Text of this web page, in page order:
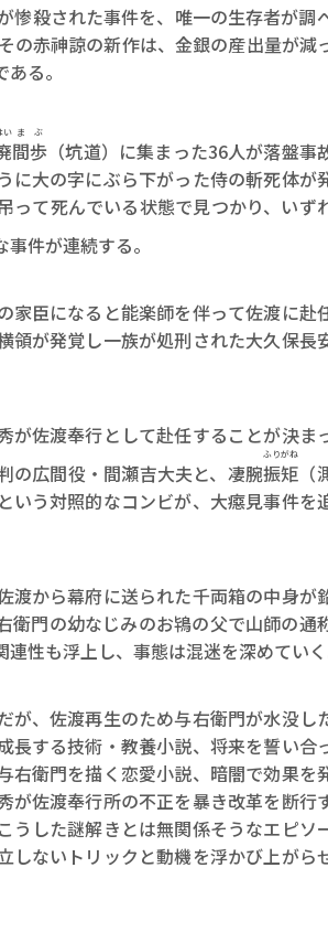
殺された事件を、唯一の生存者が調
の赤神諒の新作は、金銀の産出量が減
る。
い
間
ま
歩
ぶ
（坑道）に集まった36人が落盤事
に大の字にぶら下がった侍の斬死体が
って死んでいる状態で見つかり、いず
件が連続する。
臣になると能楽師を伴って佐渡に赴
領が発覚し一族が処刑された大久保長
佐渡奉行として赴任することが決ま
の広間役・間瀬吉大夫と、凄腕振
ふり
矩
がね
いう対照的なコンビが、大癋見事件を
から幕府に送られた千両箱の中身が
衛門の幼なじみのお鴇の父で山師の通
性も浮上し、事態は混迷を深めていく
、佐渡再生のため与右衛門が水没し
長する技術・教養小説、将来を誓い合
右衛門を描く恋愛小説、暗闇で効果を
が佐渡奉行所の不正を暴き改革を断行
うした謎解きとは無関係そうなエピソ
ないトリックと動機を浮かび上がら
賞金
ロ